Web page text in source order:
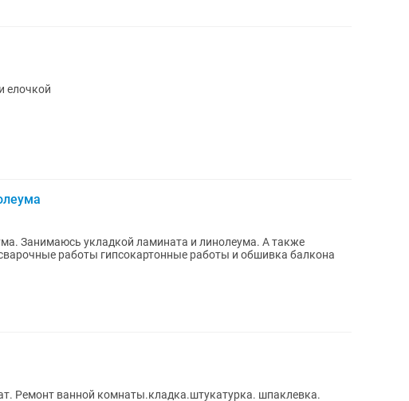
елочкой
Занимаюсь укладкой ламината и линолеума. А также
работы гипсокартонные работы и обшивка балкона
Ремонт ванной комнаты.кладка.штукатурка. шпаклевка.